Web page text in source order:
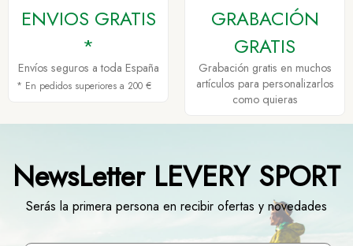
ENVIOS GRATIS
*
Envíos seguros a toda España
* En pedidos superiores a 200 €
GRABACIÓN
GRATIS
Grabación gratis en muchos
artículos para personalizarlos
como quieras
NewsLetter LEVERY SPORT
Serás la primera persona en recibir ofertas y novedades